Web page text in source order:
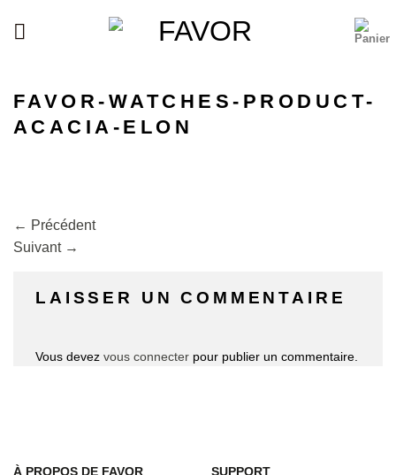
FAVOR-WATCHES-PRODUCT-
ACACIA-ELON
← Précédent
Suivant →
LAISSER UN COMMENTAIRE
Vous devez vous connecter pour publier un commentaire.
À PROPOS DE FAVOR
SUPPORT